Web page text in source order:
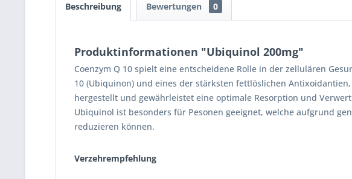
Beschreibung Bewertungen 0
Produktinformationen "Ubiquinol 200mg"
Coenzym Q 10 spielt eine entscheidene Rolle in der zellulären
10 (Ubiquinon) und eines der stärksten fettlöslichen
hergestellt und gewährleistet eine optimale Resorption und
Ubiquinol ist besonders für Pesonen geeignet, welche aufgrund
reduzieren können.
Verzehrempfehlung